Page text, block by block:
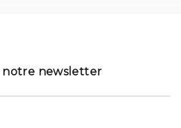
notre newsletter